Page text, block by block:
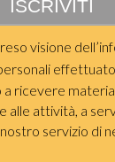
visione
ricevere
alle attività, a
servizio di